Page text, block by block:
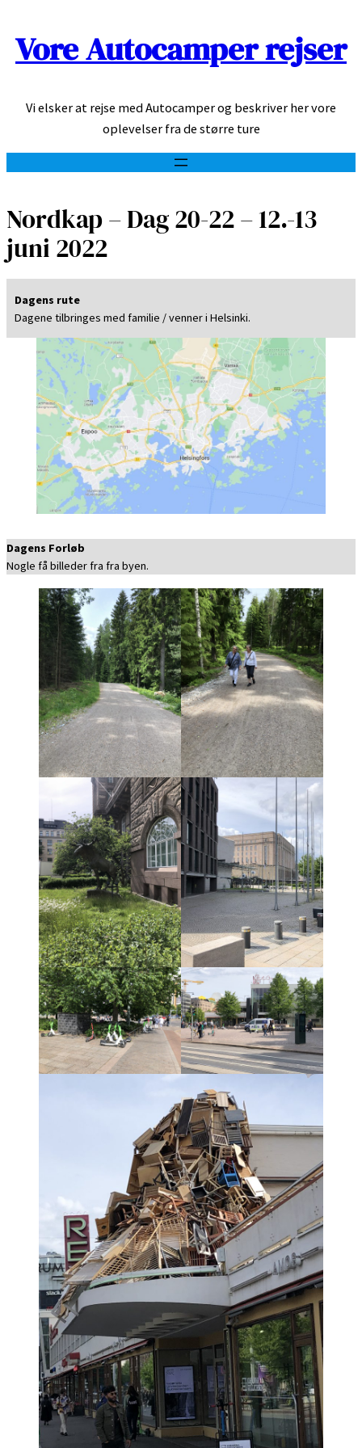
Spring
Vore Autocamper rejser
Vi elsker at rejse med Autocamper og beskriver her vore
oplevelser fra de større ture
Nordkap – Dag 20-22 – 12.-13
juni 2022
Dagens rute
Dagene tilbringes med familie / venner i Helsinki.
Dagens Forløb
Nogle få billeder fra fra byen.